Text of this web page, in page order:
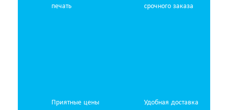
печать
срочного заказа
Приятные цены Удобная доставка